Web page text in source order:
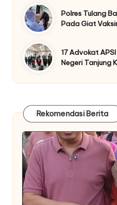
Polres Tulang
Pada Giat
17 Advokat
Negeri Tanjung
Rekomendasi Berita